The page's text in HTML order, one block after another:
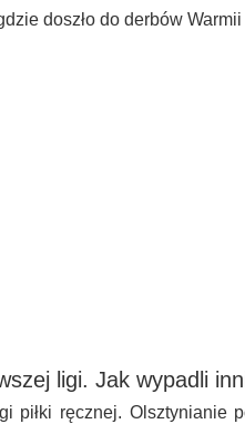
doszło do derbów
ligi. Jak wypadli
piłki ręcznej. Olsztynianie